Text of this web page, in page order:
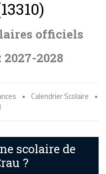
officiels
2027-2028
• Calendrier Scolaire
•
scolaire de
?